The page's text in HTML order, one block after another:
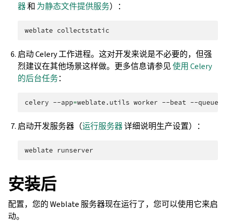
器和 为静态文件提供服务）：
weblate
启动 Celery 工作进程。这对开发来说是不必要的，但强
烈建议在其他场景这样做。更多信息请参见使用 Celery
的后台任务：
celery --app=weblate.utils worker --beat --queues
启动开发服务器（运行服务器详细说明生产设置）：
weblate
安装后
配置，您的 Weblate 服务器现在运行了，您可以使用它来启
动。